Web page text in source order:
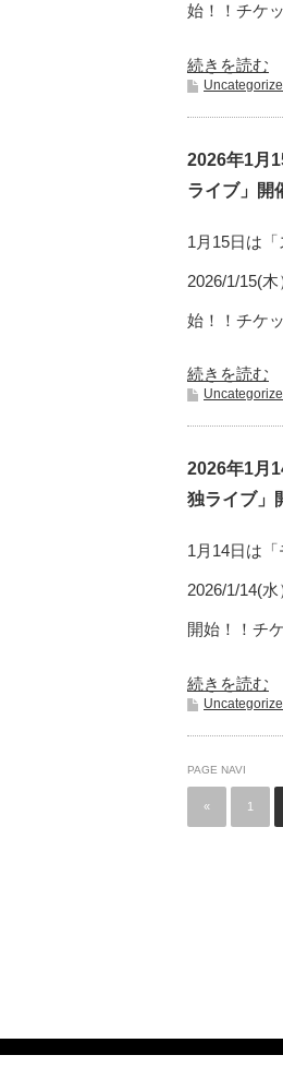
始！！チケ
続きを読む
2026年1月
ライブ」開
1月15日は
2026/1/15(
始！！チケ
続きを読む
2026年1月
独ライブ」
1月14日は
2026/1/14(
開始！！チ
続きを読む
PAGE NAVI
« 1